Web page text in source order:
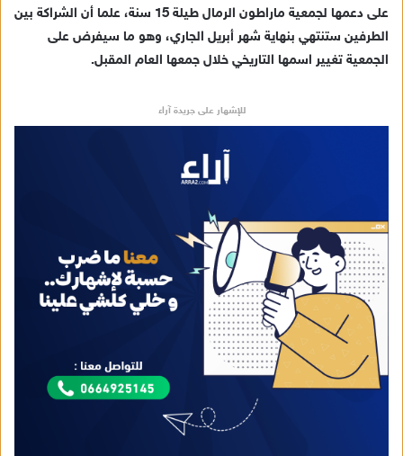
على دعمها لجمعية ماراطون الرمال طيلة 15 سنة، علما أن الشراكة بين
الطرفين ستنتهي بنهاية شهر أبريل الجاري، وهو ما سيفرض على
الجمعية تغيير اسمها التاريخي خلال جمعها العام المقبل.
للإشهار على جريدة آراء